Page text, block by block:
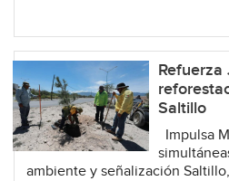
Refuerza
Saltillo
Impulsa
ambiente y señalización